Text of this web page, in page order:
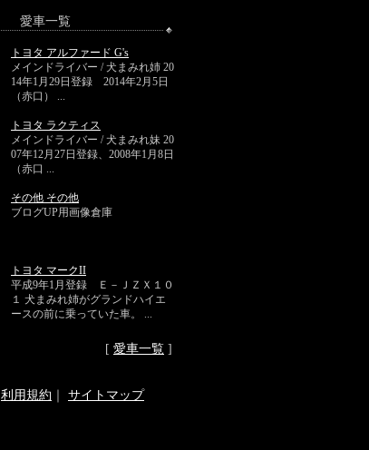
愛車一覧
トヨタ アルファード G's
メインドライバー / 犬まみれ姉 20
14年1月29日登録 2014年2月5日
（赤口） ...
トヨタ ラクティス
メインドライバー / 犬まみれ妹 20
07年12月27日登録、2008年1月8日
（赤口 ...
その他 その他
ブログUP用画像倉庫
トヨタ マークII
平成9年1月登録 Ｅ－ＪＺＸ１０
１ 犬まみれ姉がグランドハイエ
ースの前に乗っていた車。 ...
[ 愛車一覧 ]
利用規約 サイトマップ